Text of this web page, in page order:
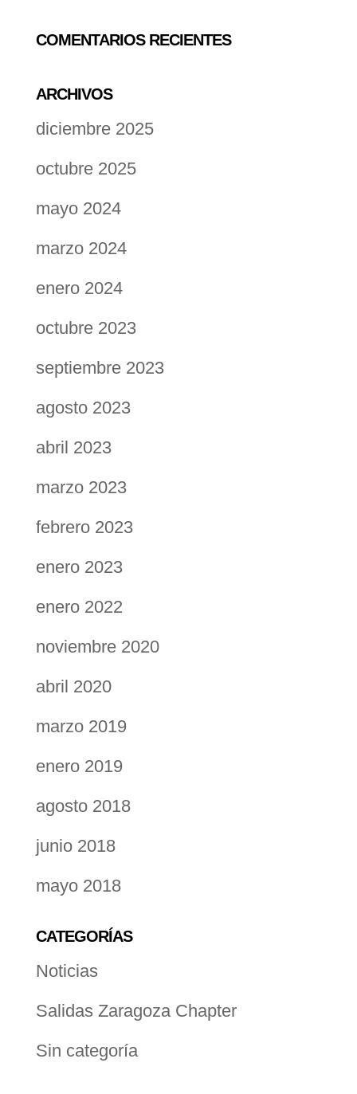
COMENTARIOS RECIENTES
ARCHIVOS
diciembre 2025
octubre 2025
mayo 2024
marzo 2024
enero 2024
octubre 2023
septiembre 2023
agosto 2023
abril 2023
marzo 2023
febrero 2023
enero 2023
enero 2022
noviembre 2020
abril 2020
marzo 2019
enero 2019
agosto 2018
junio 2018
mayo 2018
CATEGORÍAS
Noticias
Salidas Zaragoza Chapter
Sin categoría